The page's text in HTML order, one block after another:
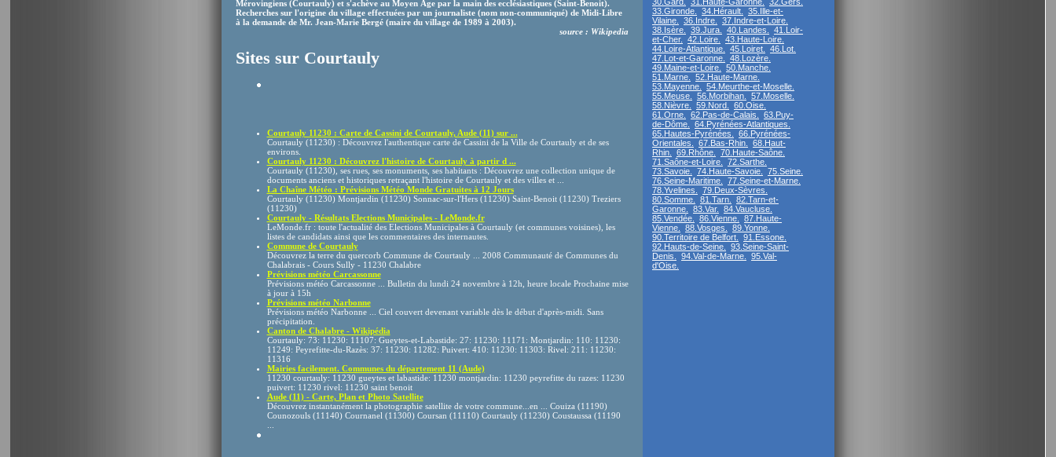
Mérovingiens (Courtauly) et s'achève au Moyen Âge par la main des ecclésiastiques (Saint-Benoit).
Recherches sur l'origine du village effectuées par un journaliste (nom non-communiqué) de Midi-Libre
à la demande de Mr. Jean-Marie Bergé (maire du village de 1989 à 2003).
source : Wikipedia
Sites sur Courtauly
Courtauly 11230 : Carte de Cassini de Courtauly, Aude (11) sur ...
Courtauly (11230) : Découvrez l'authentique carte de Cassini de la Ville de Courtauly et de ses
environs.
Courtauly 11230 : Découvrez l'histoire de Courtauly à partir d ...
Courtauly (11230), ses rues, ses monuments, ses habitants : Découvrez une collection unique de
documents anciens et historiques retraçant l'histoire de Courtauly et des villes et ...
La Chaîne Météo : Prévisions Météo Monde Gratuites à 12 Jours
Courtauly (11230) Montjardin (11230) Sonnac-sur-l'Hers (11230) Saint-Benoit (11230) Treziers
(11230)
Courtauly - Résultats Elections Municipales - LeMonde.fr
LeMonde.fr : toute l'actualité des Elections Municipales à Courtauly (et communes voisines), les
listes de candidats ainsi que les commentaires des internautes.
Commune de Courtauly
Découvrez la terre du quercorb Commune de Courtauly ... 2008 Communauté de Communes du
Chalabrais - Cours Sully - 11230 Chalabre
Prévisions météo Carcassonne
Prévisions météo Carcassonne ... Bulletin du lundi 24 novembre à 12h, heure locale Prochaine mise
à jour à 15h
Prévisions météo Narbonne
Prévisions météo Narbonne ... Ciel couvert devenant variable dès le début d'après-midi. Sans
précipitation.
Canton de Chalabre - Wikipédia
Courtauly: 73: 11230: 11107: Gueytes-et-Labastide: 27: 11230: 11171: Montjardin: 110: 11230:
11249: Peyrefitte-du-Razès: 37: 11230: 11282: Puivert: 410: 11230: 11303: Rivel: 211: 11230:
11316
Mairies facilement. Communes du département 11 (Aude)
11230 courtauly: 11230 gueytes et labastide: 11230 montjardin: 11230 peyrefitte du razes: 11230
puivert: 11230 rivel: 11230 saint benoit
Aude (11) - Carte, Plan et Photo Satellite
Découvrez instantanément la photographie satellite de votre commune...en ... Couiza (11190)
Counozouls (11140) Cournanel (11300) Coursan (11110) Courtauly (11230) Coustaussa (11190
...
33.Gironde.
34.Hérault.
35.Ille-et-
Vilaine.
36.Indre.
37.Indre-et-Loire.
38.Isère.
39.Jura. 40.Landes.
41.Loir-
et-Cher.
42.Loire.
43.Haute-Loire.
44.Loire-Atlantique.
45.Loiret.
46.Lot.
47.Lot-et-Garonne.
48.Lozère.
49.Maine-et-Loire.
50.Manche.
51.Marne.
52.Haute-Marne.
53.Mayenne.
54.Meurthe-et-Moselle.
55.Meuse.
56.Morbihan.
57.Moselle.
58.Nièvre.
59.Nord.
60.Oise.
61.Orne.
62.Pas-de-Calais.
63.Puy-
de-Dôme.
64.Pyrénées-Atlantiques.
65.Hautes-Pyrénées.
66.Pyrénées-
Orientales.
67.Bas-Rhin.
68.Haut-
Rhin.
69.Rhône.
70.Haute-Saône.
71.Saône-et-Loire.
72.Sarthe.
73.Savoie.
74.Haute-Savoie.
75.Seine.
76.Seine-Maritime.
77.Seine-et-Marne.
78.Yvelines.
79.Deux-Sèvres.
80.Somme.
81.Tarn.
82.Tarn-et-
Garonne.
83.Var.
84.Vaucluse.
85.Vendée.
86.Vienne.
87.Haute-
Vienne.
88.Vosges.
89.Yonne.
90.Territoire de Belfort.
91.Essone.
92.Hauts-de-Seine.
93.Seine-Saint-
Denis.
94.Val-de-Marne.
95.Val-
d'Oise.